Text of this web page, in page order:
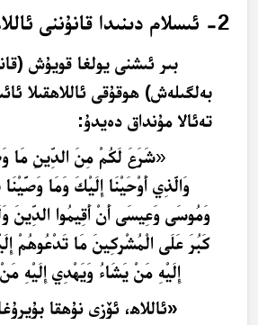
2- ئىسلام دىنىدا قانۇننى ئاللاھ بەلگىلەيدۇ
بىر ئىشنى يولغا قويۇش
بەلگىلەش) ھوقۇقى ئاللاھقىلا
تەئالا مۇنداق دەيدۇ:
«شَرَعَ لَكُمْ مِنَ الدِّينِ مَا
وَالَّذِي أَوْحَيْنَا إِلَيْكَ وَمَا وَصَّيْنَا
وَمُوسَى وَعِيسَى أَنْ أَقِيمُوا الدِّينَ
كَبُرَ عَلَى الْمُشْرِكِينَ مَا تَدْعُوهُمْ
إِلَيْهِ مَنْ يَشَاءُ وَيَهْدِي إِلَيْهِ
«ئاللاھ، ئۆزى نۇھقا